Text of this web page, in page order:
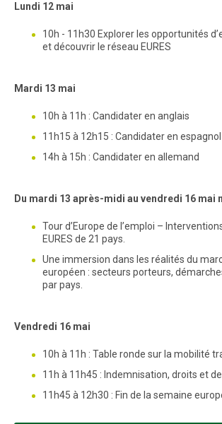
Lundi 12 mai
10h - 11h30 Explorer les opportunités
et découvrir le réseau EURES
Mardi 13 mai
10h à 11h : Candidater en anglais
11h15 à 12h15 : Candidater en espagnol
14h à 15h : Candidater en allemand
Du mardi 13 après-midi au vendredi 16 mai
Tour d’Europe de l’emploi –
EURES de 21 pays.
Une immersion dans les réalités du
européen : secteurs porteurs,
par pays.
Vendredi 16 mai
10h à 11h : Table ronde sur la mobilité
11h à 11h45 : Indemnisation, droits et
11h45 à 12h30 : Fin de la semaine